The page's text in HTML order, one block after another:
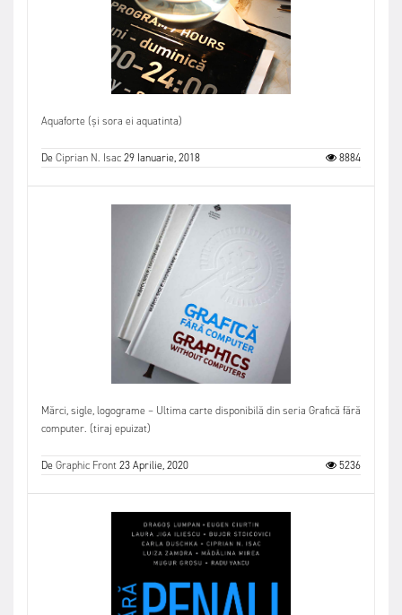
Aquaforte (și sora ei aquatinta)
DeCiprian N. Isac29 Ianuarie, 2018 8884
Mărci, sigle, logograme – Ultima carte disponibilă din seria Grafică fără
computer. (tiraj epuizat)
DeGraphic Front23 Aprilie, 2020 5236